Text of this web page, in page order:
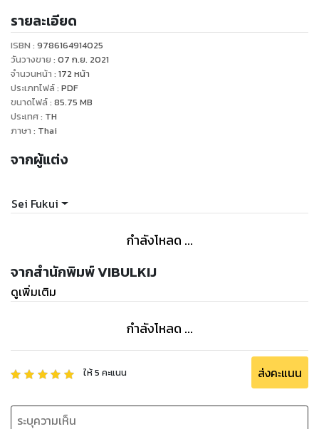
ได้ใช้ความสามารถนั้นคุกคามทันที โดยการอ่านความคิดของยูโกะ
แต่ทว่า...?
รายละเอียด
ISBN : 9786164914025
วันวางขาย : 07 ก.ย. 2021
จำนวนหน้า : 172 หน้า
ประเภทไฟล์: PDF
ขนาดไฟล์: 85.75 MB
ประเทศ: TH
ภาษา : Thai
จากผู้แต่ง
Sei Fukui
กำลังโหลด ...
จากสำนักพิมพ์ VIBULKIJ
ดูเพิ่มเติม
กำลังโหลด ...
ให้5 คะแนน ส่งคะแนน